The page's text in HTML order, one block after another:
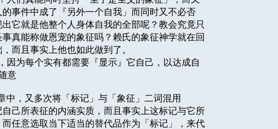
事件中成了『另外一个自我」而同时又不必否
它就是他整个人身体自我的全部呢？教会究竟只
真能称做恩宠的象征吗？赖氏的象征神学就在回
而且事实上他也如此做到了。
为每个实有都需要『显示』它自己，以达成自
意
，又多次将「标记」与「象征」二词混用
己所表征的内涵实质，而且事实上这标记与它所
任意选取当下适当的替代品作为「标记」，来代